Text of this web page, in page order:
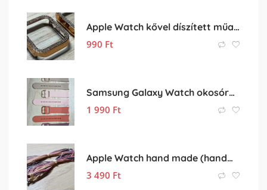
Apple Watch kővel díszített műanyag védőtok
990 Ft
Samsung Galaxy Watch okosóra szilikon pótszíj, óraszíj eladó
1 990 Ft
Apple Watch hand made (handmade) óraszíj
3 490 Ft